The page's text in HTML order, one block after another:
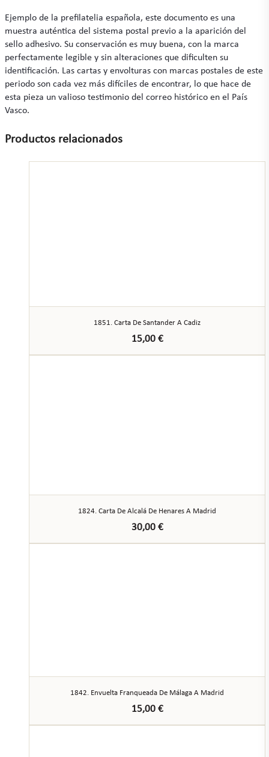
Ejemplo de la prefilatelia española, este documento es una
muestra auténtica del sistema postal previo a la aparición del
sello adhesivo. Su conservación es muy buena, con la marca
perfectamente legible y sin alteraciones que dificulten su
identificación. Las cartas y envolturas con marcas postales de este
periodo son cada vez más difíciles de encontrar, lo que hace de
esta pieza un valioso testimonio del correo histórico en el País
Vasco.
Productos relacionados
1851. Carta De Santander A Cadiz
15,00 €
1824. Carta De Alcalá De Henares A Madrid
30,00 €
1842. Envuelta Franqueada De Málaga A Madrid
15,00 €